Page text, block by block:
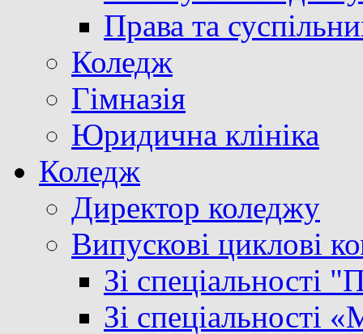
Права та
Коледж
Гімназія
Юридична клініка
Коледж
Директор коледжу
Випускові циклові
Зі спеціальності
Зі спеціальності